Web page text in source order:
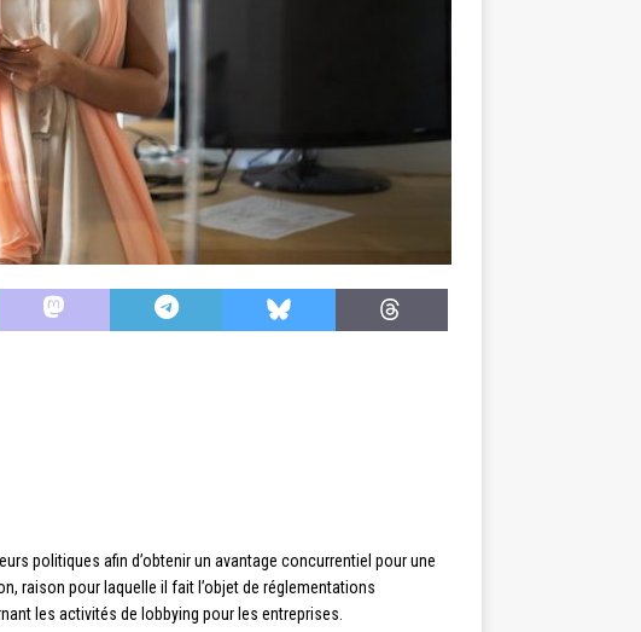
politiques afin d’obtenir un avantage concurrentiel pour une
raison pour laquelle il fait l’objet de réglementations
les activités de lobbying pour les entreprises.